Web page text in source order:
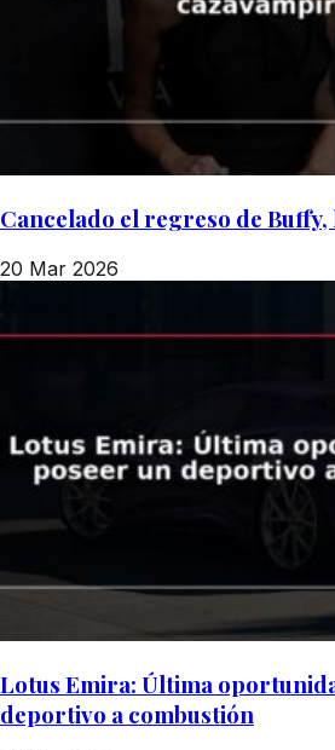
Cancelado el regreso de
20 Mar 2026
Lotus Emira: Última
deportivo a combustión